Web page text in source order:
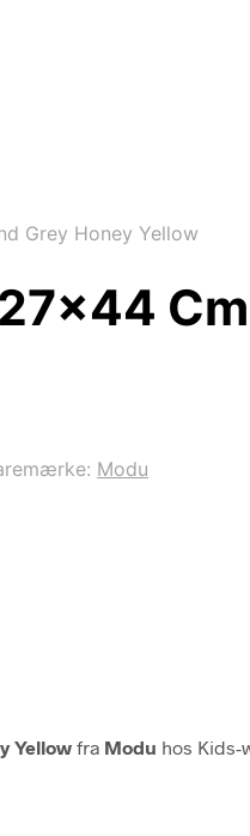
Grey Honey Yellow
Modu
Yellow fra Modu hos Kids-